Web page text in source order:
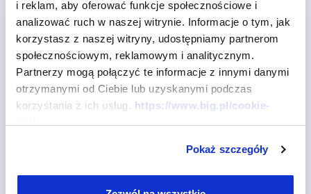
i reklam, aby oferować funkcje społecznościowe i
analizować ruch w naszej witrynie. Informacje o tym, jak
korzystasz z naszej witryny, udostępniamy partnerom
społecznościowym, reklamowym i analitycznym.
Partnerzy mogą połączyć te informacje z innymi danymi
otrzymanymi od Ciebie lub uzyskanymi podczas
korzystania z ich usług. https://www.big.pl/cookie-
Pokaż szczegóły
doręczone ustawowe wezwanie do
zapłaty (osobiście lub wysłane listem
poleconym).
Wierzyciel ma ustawowy obowiązek usunięcia
informacji gospodarczej zRejestru Dłużników BIG
InfoMonitor w terminie 14 dni od daty
zaksięgowania na swoim rachunku całości spłaty